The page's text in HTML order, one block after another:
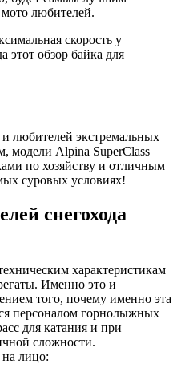
любителей.
скорость у
этот обзор байка для
любителей экстремальных
модели Alpina SuperClass
по хозяйству и отличным
суровых условиях!
снегохода
характеристикам
Именно это и
того, почему именно эта
персоналом горнолыжных
для катания и при
сложности.
лицо: